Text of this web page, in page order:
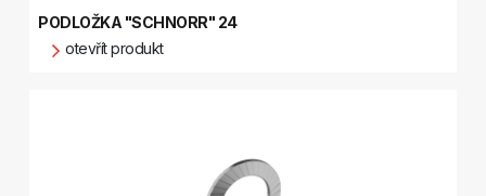
PODLOŽKA "SCHNORR" 24
otevřít produkt